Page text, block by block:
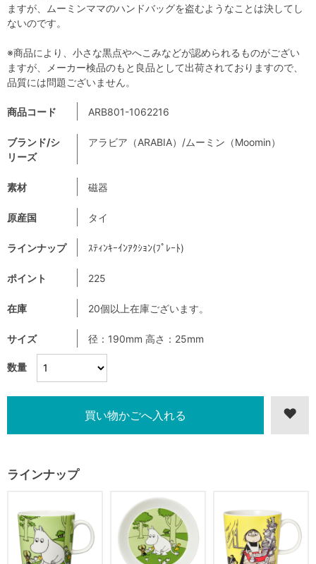
数量
商品コード ARB801-1062216
ブランド/シ
リーズ
アラビア（ARABIA）/ムーミン（Moomin）
素材 磁器
原産国 タイ
ラインナップ ｽﾃｨﾝｷｰｲﾝｱｸｼｮﾝ(ﾌﾟﾚｰﾄ)
ポイント 225
在庫 20個以上在庫ございます。
サイズ 径：190mm 高さ：25mm
ラインナップ
ますが、ムーミンママのハンドバッグを盗むようなことは決してし
ないのです。
※商品により、小さな黒点やへこみなどが認められるものがござい
ますが、メーカー検品のもと良品として出荷されておりますので、
品質には問題ございません。